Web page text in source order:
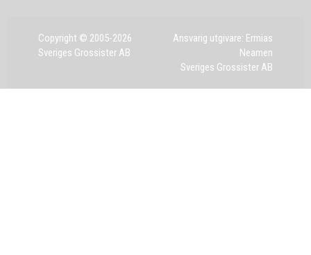
Copyright © 2005-2026
Sveriges Grossister AB
Ansvarig utgivare: Ermias
Neamen
Sveriges Grossister AB